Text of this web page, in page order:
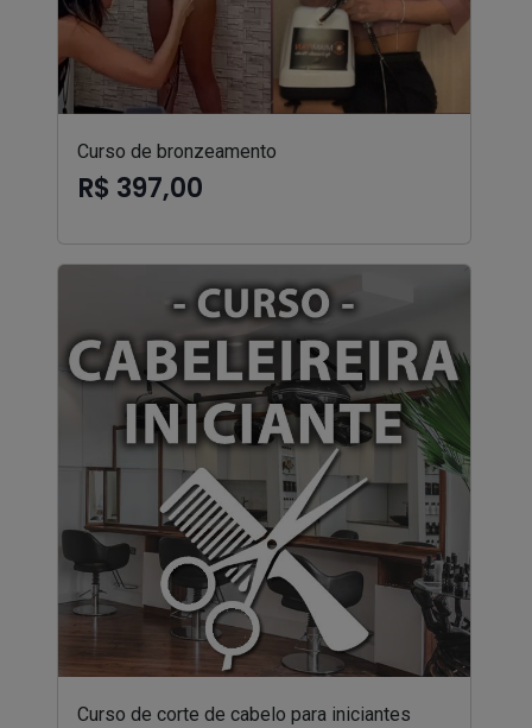
Curso de bronzeamento
R$ 397,00
Curso de corte de cabelo para iniciantes